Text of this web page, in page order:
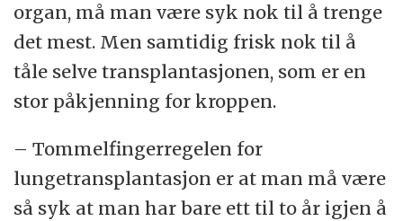
organ, må man være syk nok til å trenge
det mest. Men samtidig frisk nok til å
tåle selve transplantasjonen, som er en
stor påkjenning for kroppen.
– Tommelfingerregelen for
lungetransplantasjon er at man må være
så syk at man har bare ett til to år igjen å